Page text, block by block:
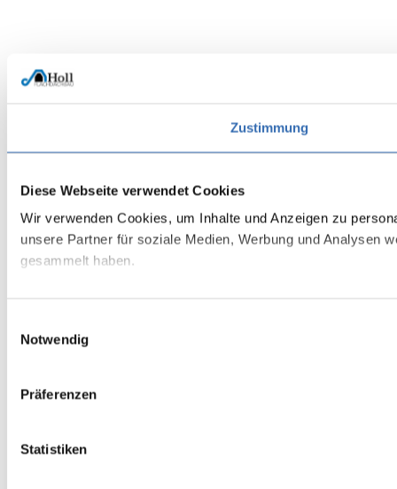
Zustimmung
Diese Webseite verwendet Cookies
Wir verwenden Cookies, um Inhalte und Anzeigen zu
unsere Partner für soziale Medien, Werbung und Analysen
gesammelt haben.
Notwendig
Präferenzen
Statistiken